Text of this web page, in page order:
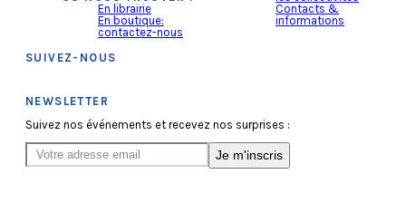
En librairie
En boutique:
contactez-nous
Contacts &
informations
SUIVEZ-NOUS
NEWSLETTER
Suivez nos événements et recevez nos surprises :
Je m'inscris